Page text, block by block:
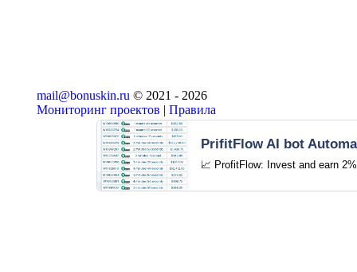
mail@bonuskin.ru © 2021 - 2026
Мониторинг проектов | Правила
PrifitFlow AI bot
📈 ProfitFlow: Invest and earn